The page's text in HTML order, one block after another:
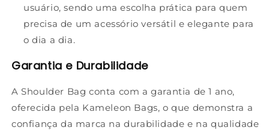
usuário, sendo uma escolha prática para quem
precisa de um acessório versátil e elegante para
o dia a dia.
Garantia e Durabilidade
A Shoulder Bag conta com a garantia de 1 ano,
oferecida pela Kameleon Bags, o que demonstra a
confiança da marca na durabilidade e na qualidade